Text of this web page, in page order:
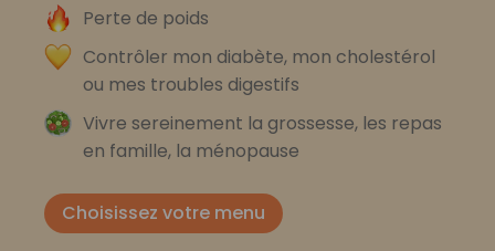
Perte de poids
Contrôler mon diabète, mon cholestérol
ou mes troubles digestifs
Vivre sereinement la grossesse, les repas
en famille, la ménopause
Choisissez votre menu